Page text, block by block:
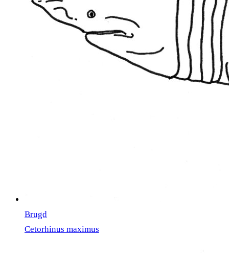
Brugd
Cetorhinus maximus